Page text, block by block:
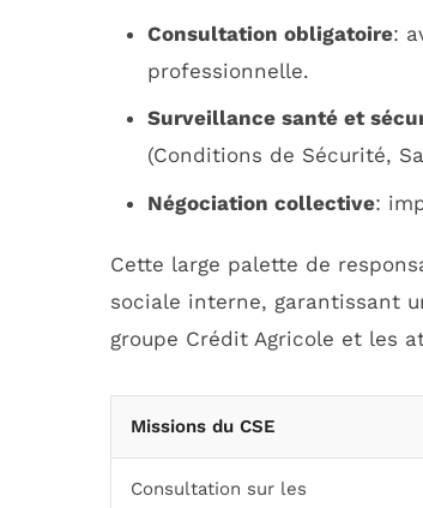
Consultation obligatoire:
professionnelle.
Surveillance santé et
(Conditions de Sécurité,
Négociation collective:
Cette large palette de
sociale interne, garantissant
groupe Crédit Agricole et les
Missions du CSE
Consultation sur les